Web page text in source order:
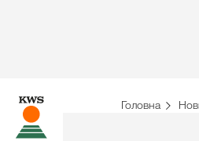
Головна